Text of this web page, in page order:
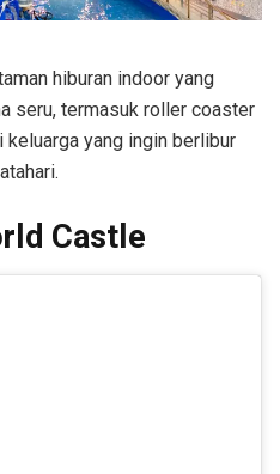
hiburan indoor yang
seru, termasuk roller coaster
keluarga yang ingin berlibur
Castle